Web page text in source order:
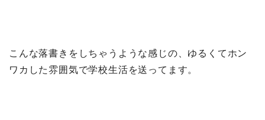
こんな落書きをしちゃうような感じの、ゆるくてホン
ワカした雰囲気で学校生活を送ってます。